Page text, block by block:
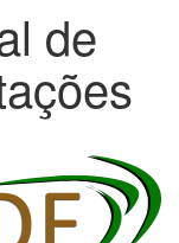
de